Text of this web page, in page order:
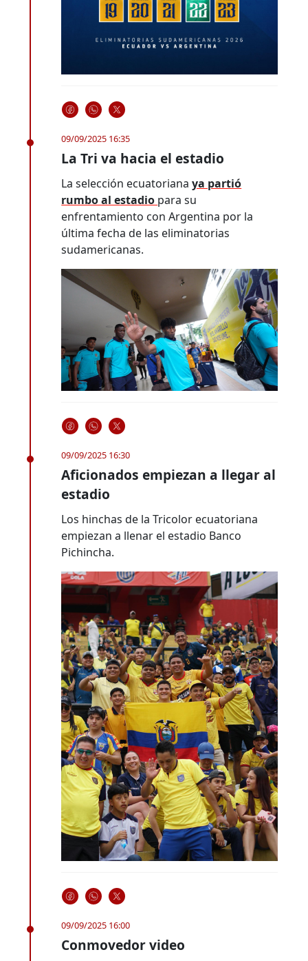
09/09/2025 16:35
La Tri va hacia el estadio
La selección ecuatorianaya partió
rumbo al estadio para su
enfrentamiento con Argentina por la
última fecha de las eliminatorias
sudamericanas.
09/09/2025 16:30
Aficionados empiezan a llegar al
estadio
Los hinchas de la Tricolor ecuatoriana
empiezan a llenar el estadio Banco
Pichincha.
09/09/2025 16:00
Conmovedor video